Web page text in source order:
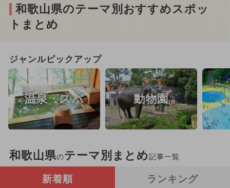
和歌山県のテーマ別おすすめスポッ
トまとめ
ジャンルピックアップ
温泉・スパ 動物園
和歌山県のテーマ別まとめ記事一覧
新着順 ランキング